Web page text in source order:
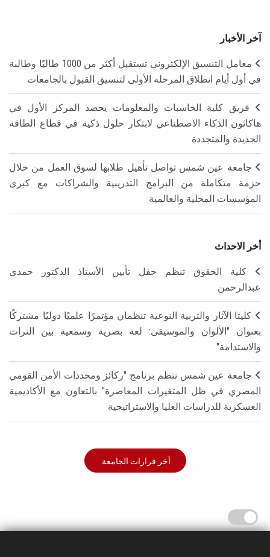
آخر الأخبار
معامل التنسيق الإلكتروني تستقبل أكثر من 1000 طالبًا وطالبة
في أول أيام انطلاق المرحلة الأولى لتنسيق القبول بالجامعات
فريق كلية الحاسبات والمعلومات يحصد المركز الأول في
هاكاثون الذكاء الاصطناعي لابتكار حلول ذكية في قطاع الطاقة
الجديدة والمتجددة
جامعة عين شمس تواصل تأهيل طلابها لسوق العمل من خلال
حزمة متكاملة من البرامج التدريبية والشراكات مع كبرى
المؤسسات المحلية والعالمية
أخر الاحداث
كلية الحقوق تنظم حفل تأبين الأستاذ الدكتور حمدي
عبدالرحمن
كليتا الآثار والتربية النوعية تنظمان مؤتمرًا علميًا دوليًا مشتركًا
بعنوان "الألوان والموسيقى: لغة بصرية وسمعية بين التراث
والاستدامة"
جامعة عين شمس تنظم برنامج "ركائز ومحددات الأمن القومي
المصري في ظل المتغيرات المعاصرة" بالتعاون مع الأكاديمية
العسكرية للدراسات العليا والاستراتيجية
أخر قرارات الجامعة